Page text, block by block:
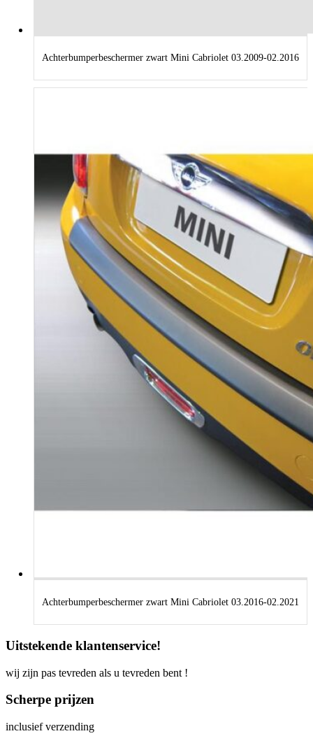
Achterbumperbeschermer zwart Mini Cabriolet 03.2009-02.2016
Achterbumperbeschermer zwart Mini Cabriolet 03.2016-02.2021
Uitstekende klantenservice!
wij zijn pas tevreden als u tevreden bent !
Scherpe prijzen
inclusief verzending